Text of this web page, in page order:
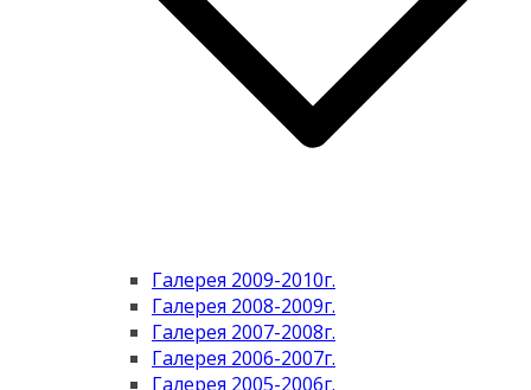
Галерея 2009-2010г.
Галерея 2008-2009г.
Галерея 2007-2008г.
Галерея 2006-2007г.
Галерея 2005-2006г.